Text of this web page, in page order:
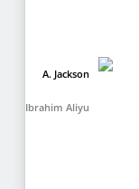
Ibrahim Aliyu
A. Jackson